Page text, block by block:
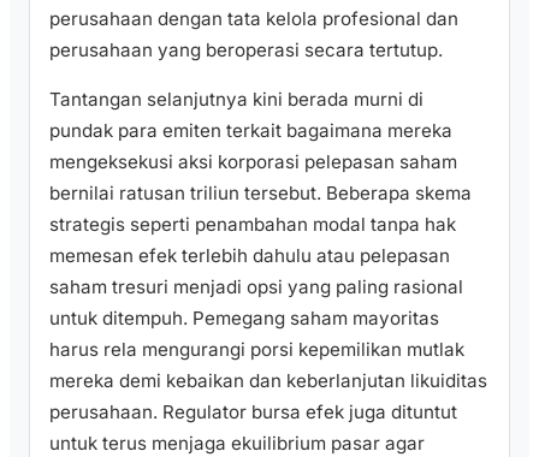
perusahaan dengan tata kelola profesional dan
perusahaan yang beroperasi secara tertutup.
Tantangan selanjutnya kini berada murni di
pundak para emiten terkait bagaimana mereka
mengeksekusi aksi korporasi pelepasan saham
bernilai ratusan triliun tersebut. Beberapa skema
strategis seperti penambahan modal tanpa hak
memesan efek terlebih dahulu atau pelepasan
saham tresuri menjadi opsi yang paling rasional
untuk ditempuh. Pemegang saham mayoritas
harus rela mengurangi porsi kepemilikan mutlak
mereka demi kebaikan dan keberlanjutan likuiditas
perusahaan. Regulator bursa efek juga dituntut
untuk terus menjaga ekuilibrium pasar agar